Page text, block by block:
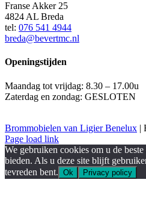
Franse Akker 25
4824 AL Breda
tel: 076 541 4944
breda@bevertmc.nl
Openingstijden
Maandag tot vrijdag: 8.30 – 17.00u
Zaterdag en zondag: GESLOTEN
Brommobielen van Ligier Benelux |
Facebook
Page load link
We gebruiken cookies om u de
bieden. Als u deze site blijft
tevreden bent. Ok Privacy policy